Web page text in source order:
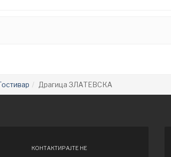
Драгица ЗЛАТЕВСКА
КОНТАКТИРАЈТЕ НЕ